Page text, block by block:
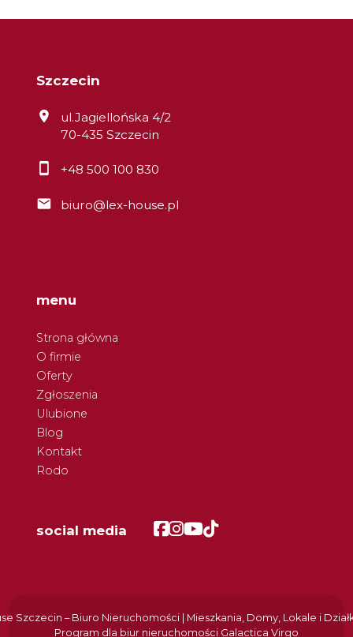
Szczecin
ul.Jagiellońska 4/2
70-435 Szczecin
+48 500 100 830
biuro@lex-house.pl
menu
Strona główna
O firmie
Oferty
Zgłoszenia
Ulubione
Blog
Kontakt
Rodo
social media Facebook
Facebook
Facebook
Facebook
Szczecin – Biuro Nieruchomości | Mieszkania, Domy, Lokale i
Program dla biur nieruchomości Galactica Virgo